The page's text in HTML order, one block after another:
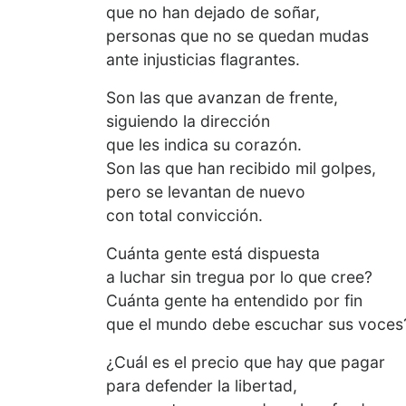
que no han dejado de soñar,
personas que no se quedan mudas
ante injusticias flagrantes.
Son las que avanzan de frente,
siguiendo la dirección
que les indica su corazón.
Son las que han recibido mil golpes,
pero se levantan de nuevo
con total convicción.
Cuánta gente está dispuesta
a luchar sin tregua por lo que cree?
Cuánta gente ha entendido por fin
que el mundo debe escuchar sus
¿Cuál es el precio que hay que pagar
para defender la libertad,